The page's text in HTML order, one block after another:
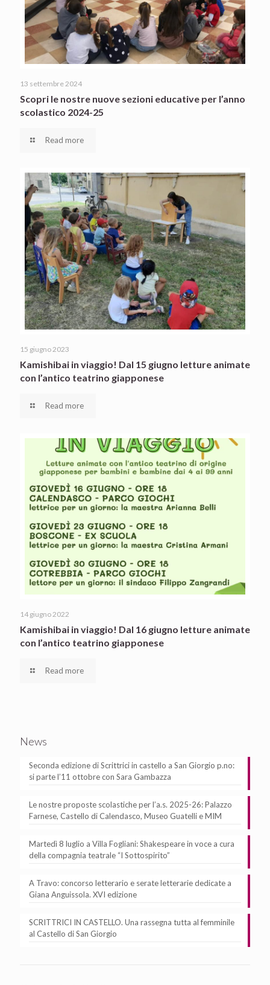
13 settembre 2024
Scopri le nostre nuove sezioni educative per l’anno
scolastico 2024-25
Read more
15 giugno 2023
Kamishibai in viaggio! Dal 15 giugno letture animate
con l’antico teatrino giapponese
Read more
14 giugno 2022
Kamishibai in viaggio! Dal 16 giugno letture animate
con l’antico teatrino giapponese
Read more
News
Seconda edizione di Scrittrici in castello a San Giorgio p.no:
si parte l’11 ottobre con Sara Gambazza
Le nostre proposte scolastiche per l’a.s. 2025-26: Palazzo
Farnese, Castello di Calendasco, Museo Guatelli e MIM
Martedì 8 luglio a Villa Fogliani: Shakespeare in voce a cura
della compagnia teatrale “I Sottospirito”
A Travo: concorso letterario e serate letterarie dedicate a
Giana Anguissola. XVI edizione
SCRITTRICI IN CASTELLO. Una rassegna tutta al femminile
al Castello di San Giorgio